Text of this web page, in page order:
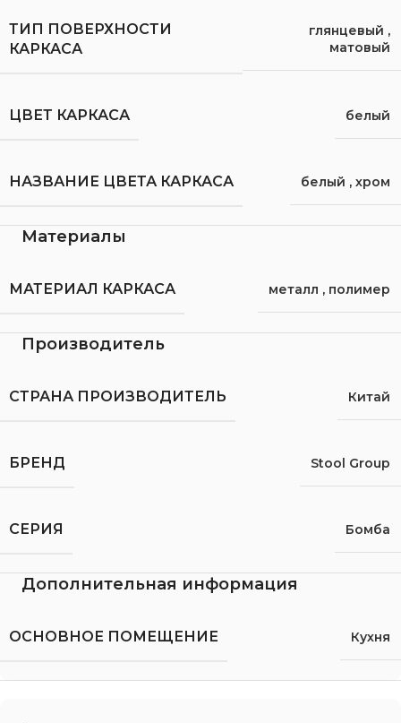
ТИП ПОВЕРХНОСТИ
КАРКАСА
глянцевый ,
матовый
ЦВЕТ КАРКАСА белый
НАЗВАНИЕ ЦВЕТА КАРКАСА белый , хром
Материалы
МАТЕРИАЛ КАРКАСА металл , полимер
Производитель
СТРАНА ПРОИЗВОДИТЕЛЬ Китай
БРЕНД Stool Group
СЕРИЯ Бомба
Дополнительная информация
ОСНОВНОЕ ПОМЕЩЕНИЕ Кухня